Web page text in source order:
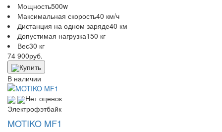
Мощность500w
Максимальная скорость40 км/ч
Дистанция на одном заряде40 км
Допустимая нагрузка150 кг
Вес30 кг
74 900руб.
Купить
В наличии
Нет оценок
Электрофэтбайк
MOTIKO MF1